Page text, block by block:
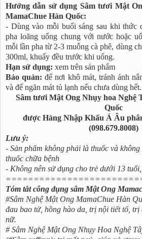
Hướng dẫn sử dụng Sâm tươi Mật
MamaChue Hàn Quốc:
- Dùng vào mỗi buổi sáng sau khi thức
pha loãng uống chung với nước hoặc
mỗi lần pha từ 2-3 muỗng cà phê, dùng
300ml, khuấy đều trước khi uống.
Hạn sử dụng: xem trên sản phẩm
Bảo quản: để nơi khô mát, tránh ánh
và để ngăn mát tủ lạnh nếu chưa dùng hết.
Sâm tươi Mật Ong Nhụy hoa Nghệ
Quốc
được Hàng Nhập Khẩu Á Âu
(098.679.8008)
Lưu ý:
- Sản phẩm không phải là thuốc và
thuốc chữa bệnh
- Không nên sử dụng cho trẻ dưới 13
Tóm tắt công dụng sâm Mật Ong
#Sâm Nghệ Mật Ong MamaChue Hàn
đau bao tử, hồng hào da, trị nội tiết tố, trị
nữ.
# Sâm Nghệ Mật Ong Nhụy Hoa Nghệ